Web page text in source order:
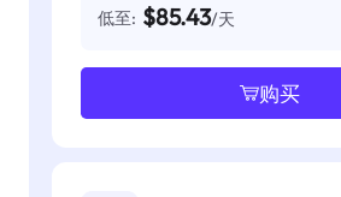
低至: $85.43/天
购买